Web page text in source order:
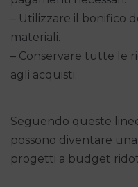
– Utilizzare il bonifico
materiali.
– Conservare tutte le
agli acquisti.
Seguendo queste
possono diventare
progetti a budget